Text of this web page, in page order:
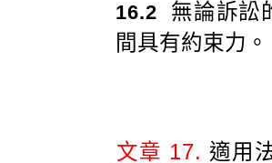
16.2 無論訴訟
間具有約束力。
文章 17. 適用